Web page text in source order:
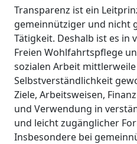
Transparenz ist ein
gemeinnütziger und nicht
Tätigkeit. Deshalb ist es in
Freien Wohlfahrtspflege
sozialen Arbeit
Selbstverständlichkeit
Ziele, Arbeitsweisen,
und Verwendung in
und leicht zugänglicher
Insbesondere bei